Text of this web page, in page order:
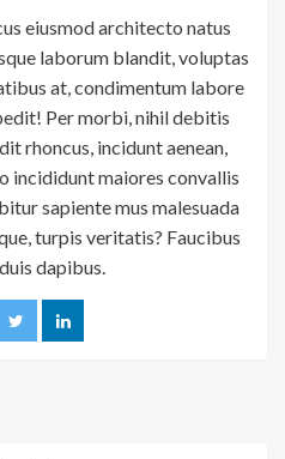
eiusmod architecto natus
laborum blandit, voluptas
at, condimentum labore
Per morbi, nihil debitis
rhoncus, incidunt aenean,
incididunt maiores convallis
sapiente mus malesuada
turpis veritatis? Faucibus
dapibus.